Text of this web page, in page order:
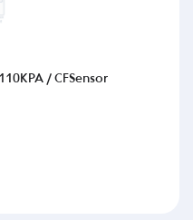
/ CFSensor